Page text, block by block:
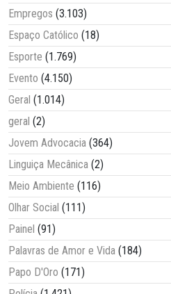
Empregos (3.103)
Espaço Católico (18)
Esporte (1.769)
Evento (4.150)
Geral (1.014)
geral (2)
Jovem Advocacia (364)
Linguiça Mecânica (2)
Meio Ambiente (116)
Olhar Social (111)
Painel (91)
Palavras de Amor e Vida (184)
Papo D'Oro (171)